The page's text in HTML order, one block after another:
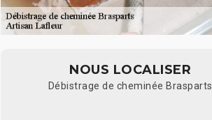
NOUS LOCALISER
Débistrage de cheminée Brasparts